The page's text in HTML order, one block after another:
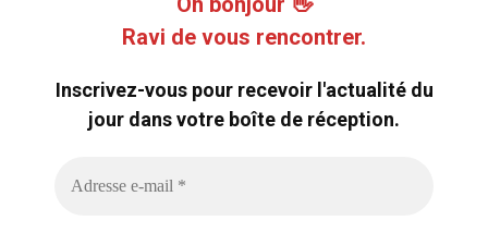
Ravi de vous rencontrer.
Inscrivez-vous pour recevoir l'actualité du
jour dans votre boîte de réception.